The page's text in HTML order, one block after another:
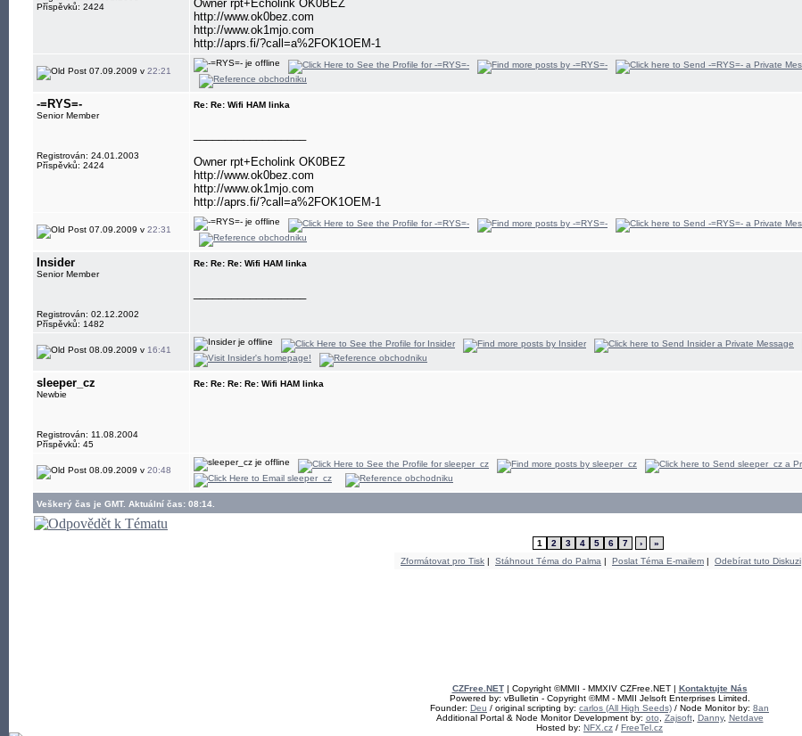
Příspěvků: 2424
Owner rpt+Echolink OK0BEZ
http://www.ok0bez.com
http://www.ok1mjo.com
http://aprs.fi/?call=a%2FOK1OEM-1
07.09.2009 v 22:21
-=RYS=-
Senior Member
Registrován: 24.01.2003
Příspěvků: 2424
Re: Re: Wifi HAM linka
Owner rpt+Echolink OK0BEZ
http://www.ok0bez.com
http://www.ok1mjo.com
http://aprs.fi/?call=a%2FOK1OEM-1
07.09.2009 v 22:31
Insider
Senior Member
Registrován: 02.12.2002
Příspěvků: 1482
Re: Re: Re: Wifi HAM linka
08.09.2009 v 16:41
sleeper_cz
Newbie
Registrován: 11.08.2004
Příspěvků: 45
Re: Re: Re: Re: Wifi HAM linka
08.09.2009 v 20:48
Veškerý čas je GMT. Aktuální čas: 08:14.
1 2 3 4 5 6 7 ›
»
Zformátovat pro Tisk | Stáhnout Téma do Palma | Poslat Téma E-mailem | Odebírat tuto Diskuzi
CZFree.NET| Copyright ©MMII - MMXIV CZFree.NET | Kontaktujte Nás
Powered by: vBulletin - Copyright ©MM - MMII Jelsoft Enterprises Limited.
Founder: Deu / original scripting by: carlos (All High Seeds) / Node Monitor by: 8an
Additional Portal & Node Monitor Development by: oto Zajsoft, Danny, Netdave
Hosted by: NFX.cz / FreeTel.cz